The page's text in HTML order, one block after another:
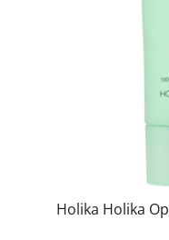
Holika Holika